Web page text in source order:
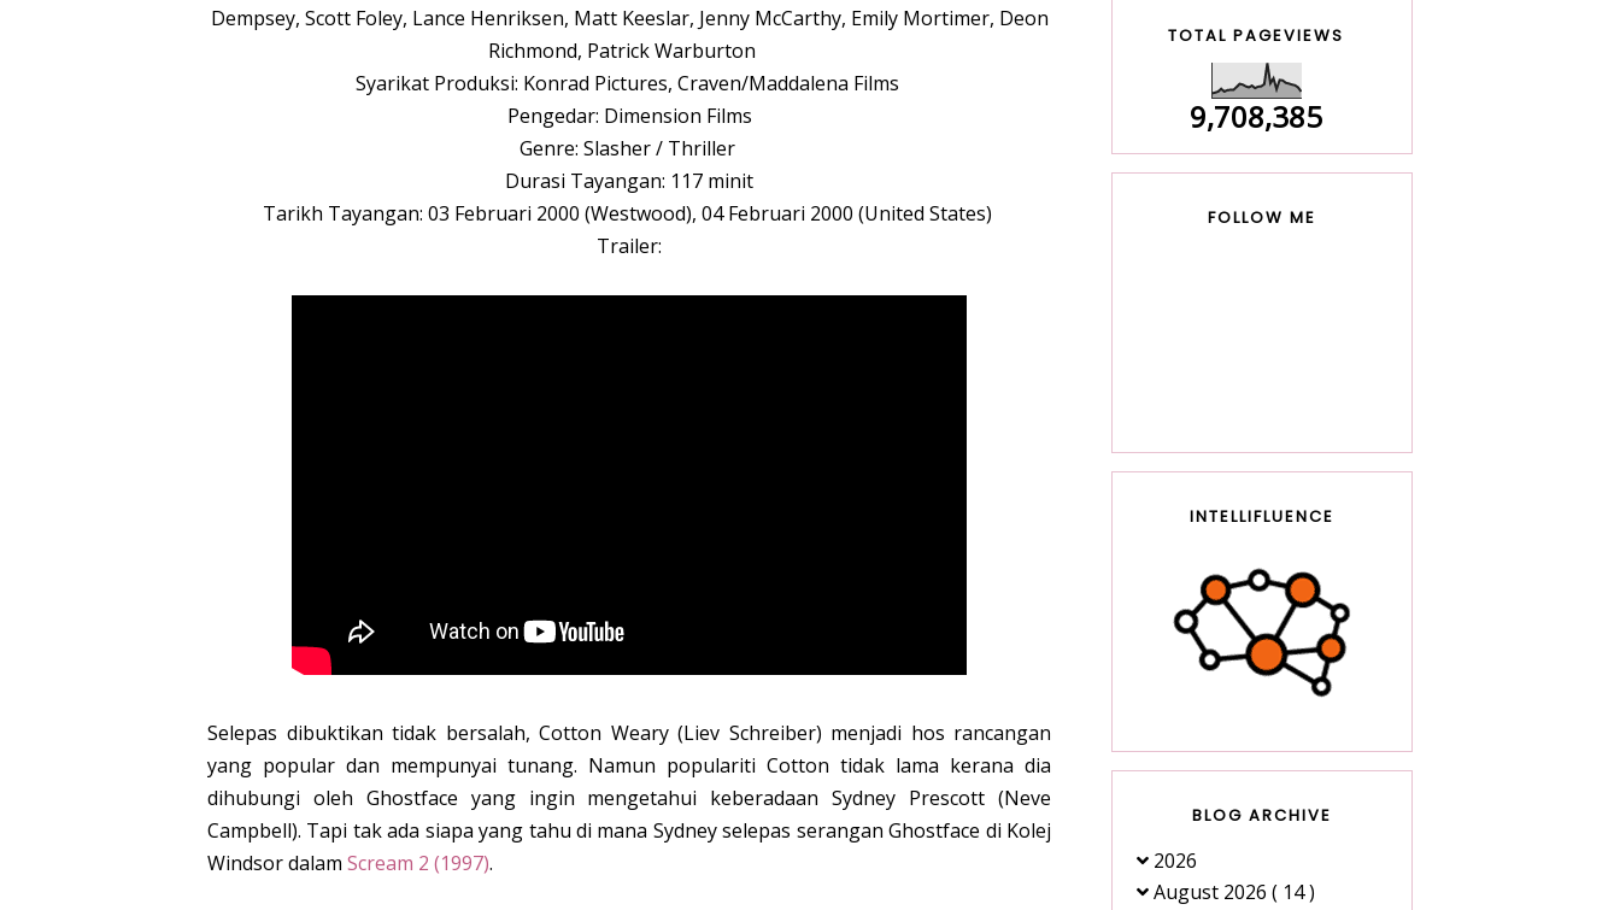
Dempsey, Scott Foley, Lance Henriksen, Matt Keeslar, Jenny McCarthy, Emily Mortimer, Deon
Richmond, Patrick Warburton
Syarikat Produksi: Konrad Pictures, Craven/Maddalena Films
Pengedar: Dimension Films
Genre: Slasher / Thriller
Durasi Tayangan: 117 minit
Tarikh Tayangan: 03 Februari 2000 (Westwood), 04 Februari 2000 (United States)
Trailer:
Selepas dibuktikan tidak bersalah, Cotton Weary (Liev Schreiber) menjadi hos rancangan
yang popular dan mempunyai tunang. Namun populariti Cotton tidak lama kerana dia
dihubungi oleh Ghostface yang ingin mengetahui keberadaan Sydney Prescott (Neve
Campbell). Tapi tak ada siapa yang tahu di mana Sydney selepas serangan Ghostface di Kolej
Windsor dalam Scream 2 (1997).
TOTAL PAGEVIEWS
9,708,385
FOLLOW ME
INTELLIFLUENCE
BLOG ARCHIVE
2026
August 2026 ( 14 )